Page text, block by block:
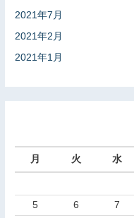
2021年7月
2021年2月
2021年1月
月 火 水
5
6 7